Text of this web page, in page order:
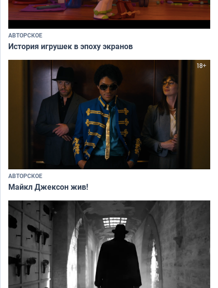
АВТОРСКОЕ
История игрушек в эпоху экранов
АВТОРСКОЕ
Майкл Джексон жив!